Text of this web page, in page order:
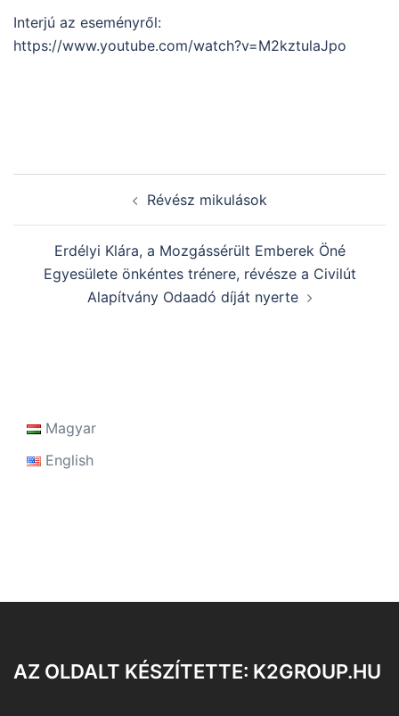
Interjú az eseményről:
https://www.youtube.com/watch?v=M2kztulaJpo
Révész mikulások
Erdélyi Klára, a Mozgássérült Emberek Öné
Egyesülete önkéntes trénere, révésze a Civilút
Alapítvány Odaadó díját nyerte
Magyar
English
AZ OLDALT KÉSZÍTETTE: K2GROUP.HU